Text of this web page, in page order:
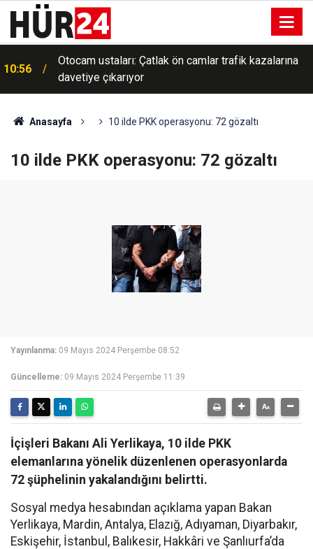
10:56
Otocam ustaları: Çatlak ön camlar trafik kazalarına
davetiye çıkarıyor
Anasayfa 10 ilde PKK operasyonu: 72 gözaltı
10 ilde PKK operasyonu: 72 gözaltı
Yayınlanma: 09 Mayıs 2024 Perşembe 08:52
Güncelleme: 09 Mayıs 2024 Perşembe 11:39
İçişleri Bakanı Ali Yerlikaya, 10 ilde PKK
elemanlarına yönelik düzenlenen operasyonlarda
72 şüphelinin yakalandığını belirtti.
Sosyal medya hesabından açıklama yapan Bakan
Yerlikaya, Mardin, Antalya, Elazığ, Adıyaman, Diyarbakır,
Eskişehir, İstanbul, Balıkesir, Hakkâri ve Şanlıurfa’da